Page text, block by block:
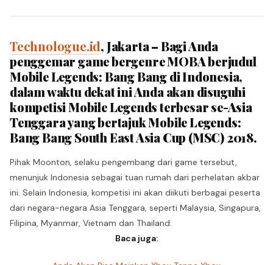
Technologue.id, Jakarta – Bagi Anda
penggemar game bergenre MOBA berjudul
Mobile Legends: Bang Bang di Indonesia,
dalam waktu dekat ini Anda akan disuguhi
kompetisi Mobile Legends terbesar se-Asia
Tenggara yang bertajuk Mobile Legends:
Bang Bang South East Asia Cup (MSC) 2018.
Pihak Moonton, selaku pengembang dari game tersebut,
menunjuk Indonesia sebagai tuan rumah dari perhelatan akbar
ini. Selain Indonesia, kompetisi ini akan diikuti berbagai peserta
dari negara-negara Asia Tenggara, seperti Malaysia, Singapura,
Filipina, Myanmar, Vietnam dan Thailand.
Baca juga: